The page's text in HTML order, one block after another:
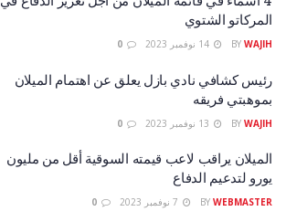
المركاتو الشتوي
BY WAJIH
رئيس كشافي نادي بازل يعلق عن اهتمام الميلان
بموهبتي فريقه
BY WAJIH
الميلان يراقب لاعب قيمته السوقية أقل من مليون
يورو لتدعيم الدفاع
BY WEBMASTER